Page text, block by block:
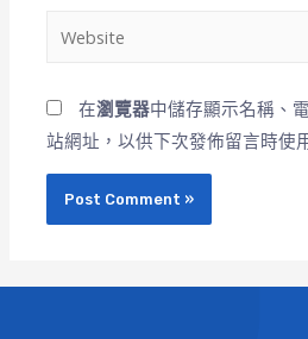
在瀏覽器中儲存顯示名稱、
站網址，以供下次發佈留言時使